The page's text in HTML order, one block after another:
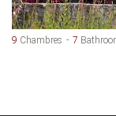
9 Chambres 7